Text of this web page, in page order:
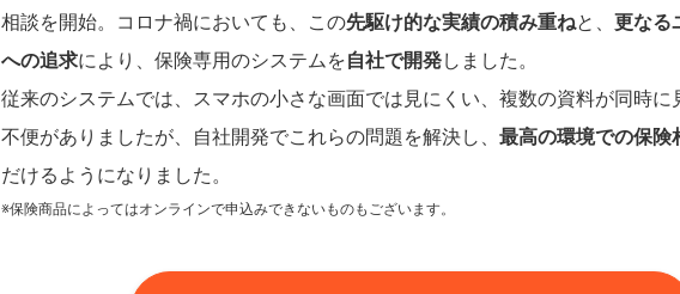
相談を開始。コロナ禍においても、この先駆け的な実績の積み重ねと、 更なる
への追求により、保険専用のシステムを自社で開発しました。
従来のシステムでは、スマホの小さな画面では見にくい、複数の資料が同時に
不便がありましたが、自社開発でこれらの問題を解決し、 最高の環境での保険
だけるようになりました。
※保険商品によってはオンラインで申込みできないものもございます。